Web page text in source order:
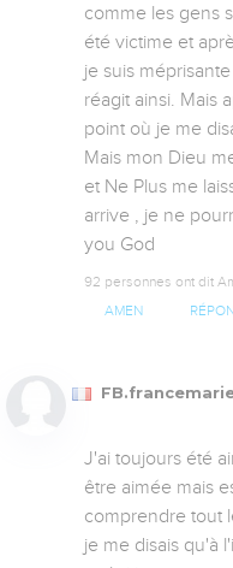
comme les gens
été victime et
je suis
réagit ainsi. Mais
point où je me
Mais mon Dieu
et Ne Plus me
arrive , je ne
you God
92 personnes ont dit
AMEN
J'ai toujours été
être aimée mais
comprendre tout
je me disais qu'à